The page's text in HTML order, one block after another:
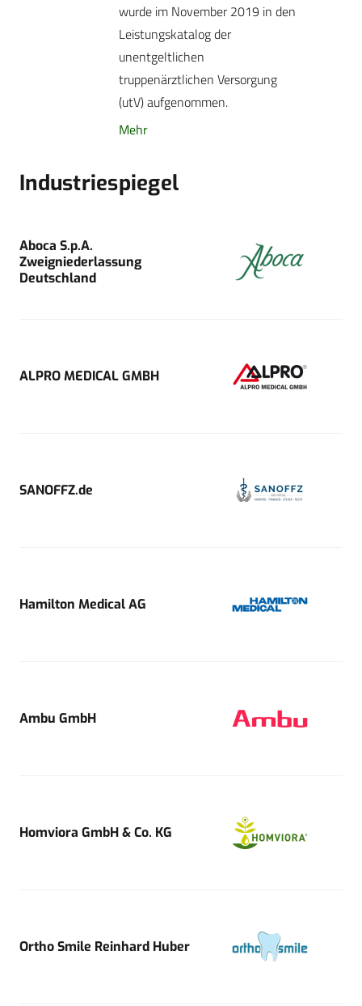
wurde im November 2019 in den
Leistungskatalog der
unentgeltlichen
truppenärztlichen Versorgung
(utV) aufgenommen.
Mehr
Industriespiegel
Aboca S.p.A.
Zweigniederlassung
Deutschland
ALPRO MEDICAL GMBH
SANOFFZ.de
Hamilton Medical AG
Ambu GmbH
Homviora GmbH & Co. KG
Ortho Smile Reinhard Huber